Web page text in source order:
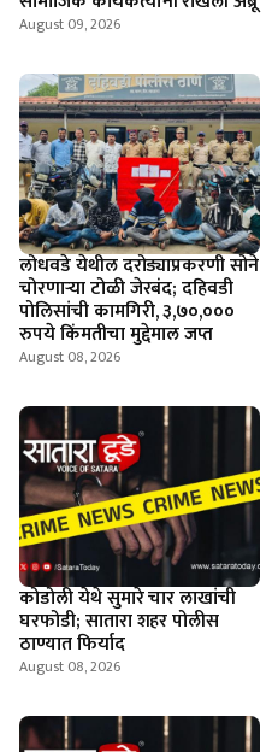
August 09, 2026
लोधवडे येथील दरोड्याप्रकरणी सोने
चोरणाऱ्या टोळी जेरबंद; दहिवडी
पोलिसांची कामगिरी, ३,७०,०००
रुपये किंमतीचा मुद्देमाल जप्त
August 08, 2026
कोडोली येथे सुमारे चार लाखांची
घरफोडी; सातारा शहर पोलीस
ठाण्यात फिर्याद
August 08, 2026